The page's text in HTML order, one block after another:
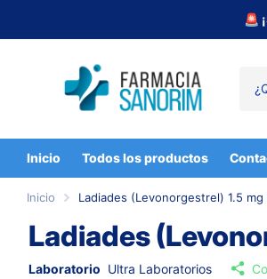
🚨
Inicio Todos los productos
Inicio Ladiades (Levonorgestrel) 1.5 mg
Ladiades
Laboratorio Ultra Laboratorios